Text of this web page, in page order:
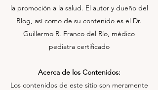
la promoción a la salud. El autor y dueño del
Blog, así como de su contenido es el Dr.
Guillermo R. Franco del Río, médico
pediatra certificado
Acerca de los Contenidos:
Los contenidos de este sitio son meramente